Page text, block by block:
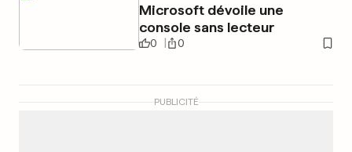
Microsoft dévoile une
console sans lecteur
0 0
PUBLICITÉ